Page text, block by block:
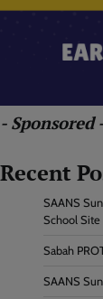
- Sponsored
Recent
SAANS
School Site
Sabah
SAANS